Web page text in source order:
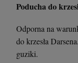
Poducha do
Odporna na
do krzesła
guziki.